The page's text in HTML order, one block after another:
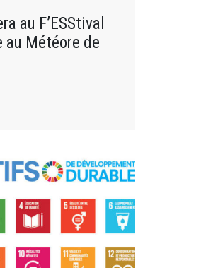
au F’ESStival
au Météore de